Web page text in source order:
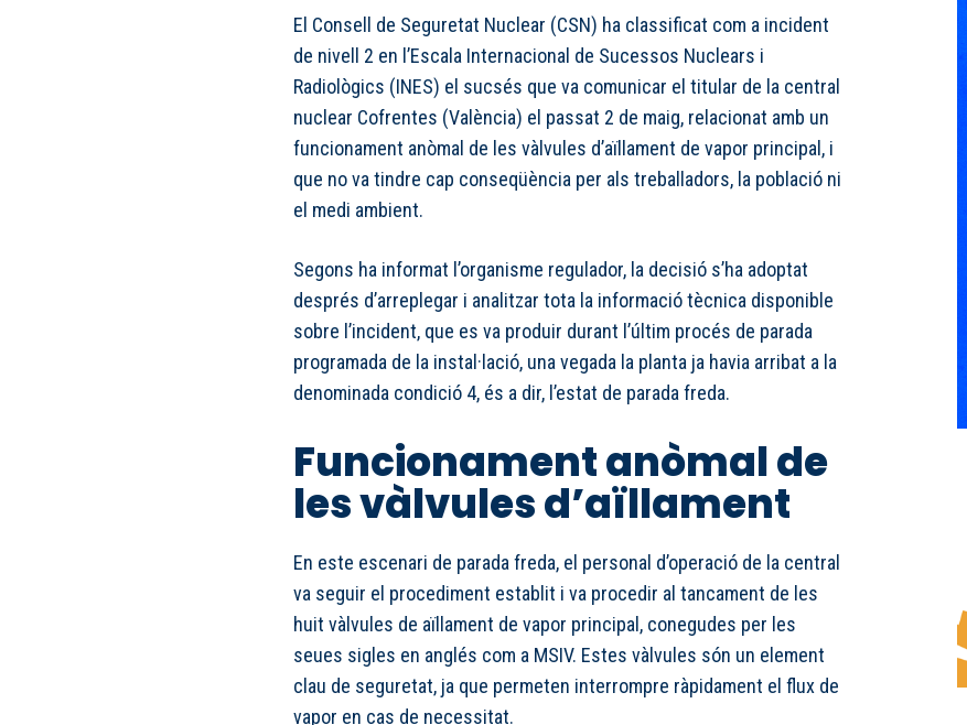
El Consell de Seguretat Nuclear (CSN) ha classificat com a incident
de nivell 2 en l’Escala Internacional de Sucessos Nuclears i
Radiològics (INES) el sucsés que va comunicar el titular de la central
nuclear Cofrentes (València) el passat 2 de maig, relacionat amb un
funcionament anòmal de les vàlvules d’aïllament de vapor principal, i
que no va tindre cap conseqüència per als treballadors, la població ni
el medi ambient.
Segons ha informat l’organisme regulador, la decisió s’ha adoptat
després d’arreplegar i analitzar tota la informació tècnica disponible
sobre l’incident, que es va produir durant l’últim procés de parada
programada de la instal·lació, una vegada la planta ja havia arribat a la
denominada condició 4, és a dir, l’estat de parada freda.
Funcionament anòmal de
les vàlvules d’aïllament
En este escenari de parada freda, el personal d’operació de la central
va seguir el procediment establit i va procedir al tancament de les
huit vàlvules de aïllament de vapor principal, conegudes per les
seues sigles en anglés com a MSIV. Estes vàlvules són un element
clau de seguretat, ja que permeten interrompre ràpidament el flux de
vapor en cas de necessitat.